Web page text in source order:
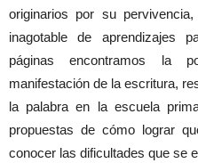
originarios por su
inagotable de aprendizajes
páginas encontramos la
manifestación de la escritura,
la palabra en la escuela
propuestas de cómo lograr
conocer las dificultades que se